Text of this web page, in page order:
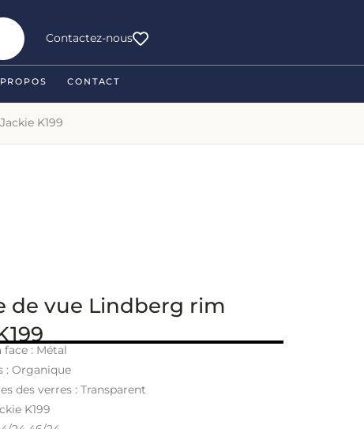
Contactez-nous
CONTACT
K199
de vue Lindberg rim
face : Métal
: Organique
des verres : Transparent
K199